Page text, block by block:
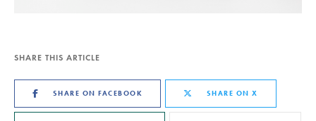
SHARE THIS ARTICLE
SHARE ON FACEBOOK SHARE ON X